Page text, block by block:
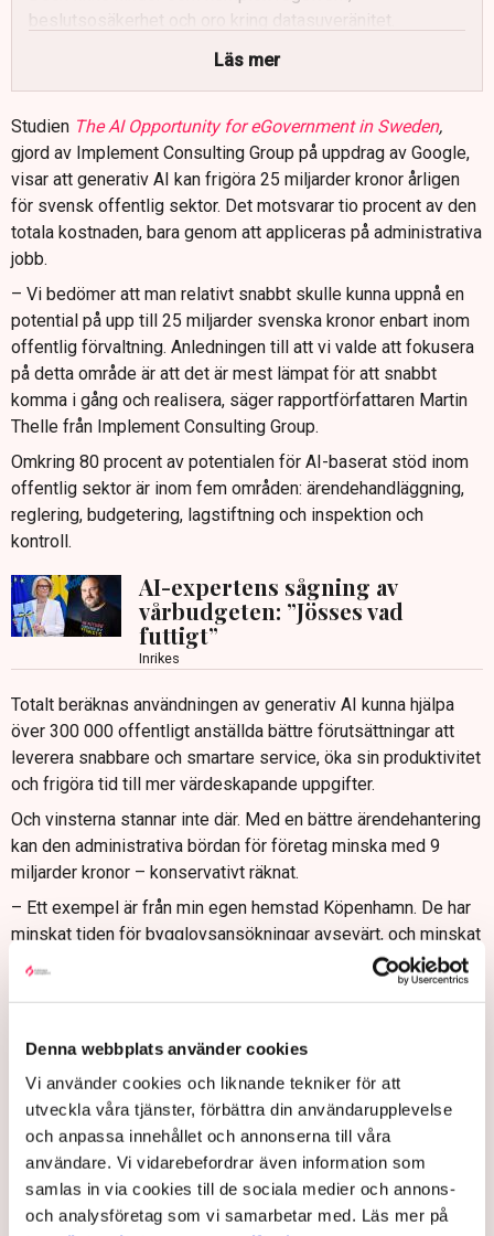
Denna webbplats använder cookies
Vi använder cookies och liknande tekniker för att
utveckla våra tjänster, förbättra din användarupplevelse
och anpassa innehållet och annonserna till våra
användare. Vi vidarebefordrar även information som
samlas in via cookies till de sociala medier och annons-
och analysföretag som vi samarbetar med. Läs mer på
beslutsosäkerhet och oro kring datasuveränitet.
Rapportförfattaren föreslår att börja använda AI i interna,
Regeringen har gett Digg i uppdrag att ta fram tydliga
riktlinjer för AI-användning i offentlig sektor.
Läs mer
Studien The AI Opportunity for eGovernment in Sweden,
gjord av Implement Consulting Group på uppdrag av Google,
visar att generativ AI kan frigöra 25 miljarder kronor årligen
för svensk offentlig sektor. Det motsvarar tio procent av den
totala kostnaden, bara genom att appliceras på administrativa
jobb.
– Vi bedömer att man relativt snabbt skulle kunna uppnå en
potential på upp till 25 miljarder svenska kronor enbart inom
offentlig förvaltning. Anledningen till att vi valde att fokusera
på detta område är att det är mest lämpat för att snabbt
komma i gång och realisera, säger rapportförfattaren Martin
Thelle från Implement Consulting Group.
Omkring 80 procent av potentialen för AI-baserat stöd inom
offentlig sektor är inom fem områden: ärendehandläggning,
reglering, budgetering, lagstiftning och inspektion och
kontroll.
AI-expertens sågning av
vårbudgeten: ”Jösses vad
futtigt”
Inrikes
Totalt beräknas användningen av generativ AI kunna hjälpa
över 300 000 offentligt anställda bättre förutsättningar att
leverera snabbare och smartare service, öka sin produktivitet
och frigöra tid till mer värdeskapande uppgifter.
Och vinsterna stannar inte där. Med en bättre ärendehantering
kan den administrativa bördan för företag minska med 9
miljarder kronor – konservativt räknat.
– Ett exempel är från min egen hemstad Köpenhamn. De har
minskat tiden för bygglovsansökningar avsevärt, och minskat
mängden obehandlade ärenden med 40% genom att använda
ett relativt enkelt AI-system. Det sparar tid och besvär för
Hinder på vägen
Det finns dock en rad hinder för att lyckas med en bred
användning av AI inom det offentliga. I rapporten pekas
framför allt fem områden ut: fragmenterat beslutsfattande,
regulatorisk osäkerhet, rädsla för att bryta mot regler, risken
för inlåsning hos enskilda leverantörer samt ett behov av
ökad användning av molntjänster.